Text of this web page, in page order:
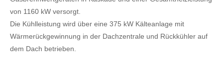
von 1160 kW versorgt.
Die Kühlleistung wird über eine 375 kW Kälteanlage mit
Wärmerückgewinnung in der Dachzentrale und Rückkühler auf
dem Dach betrieben.